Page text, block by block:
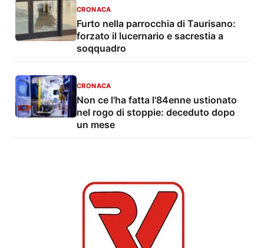
CRONACA
Furto nella parrocchia di Taurisano:
forzato il lucernario e sacrestia a
soqquadro
CRONACA
Non ce l'ha fatta l'84enne ustionato
nel rogo di stoppie: deceduto dopo
un mese